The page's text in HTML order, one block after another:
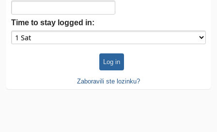
Time to stay logged in:
Zaboravili ste lozinku?